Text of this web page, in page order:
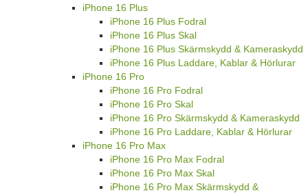
iPhone 16 Plus
iPhone 16 Plus Fodral
iPhone 16 Plus Skal
iPhone 16 Plus Skärmskydd & Kameraskydd
iPhone 16 Plus Laddare, Kablar & Hörlurar
iPhone 16 Pro
iPhone 16 Pro Fodral
iPhone 16 Pro Skal
iPhone 16 Pro Skärmskydd & Kameraskydd
iPhone 16 Pro Laddare, Kablar & Hörlurar
iPhone 16 Pro Max
iPhone 16 Pro Max Fodral
iPhone 16 Pro Max Skal
iPhone 16 Pro Max Skärmskydd &